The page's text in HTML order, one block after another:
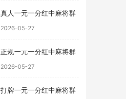
真人一元一分红中麻将群
2026-05-27
正规一元一分红中麻将群
2026-05-27
打牌一元一分红中麻将群